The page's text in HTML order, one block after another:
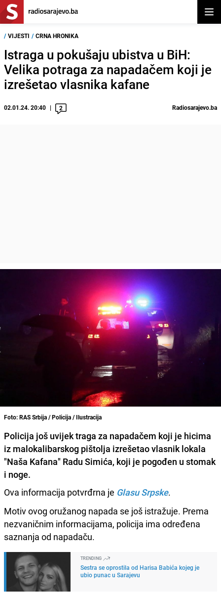
/ VIJESTI / CRNA HRONIKA
Istraga u pokušaju ubistva u BiH:
Velika potraga za napadačem koji je
izrešetao vlasnika kafane
02.01.24. 20:40 2 Radiosarajevo.ba
Foto: RAS Srbija / Policija / Ilustracija
Policija još uvijek traga za napadačem koji je hicima
iz malokalibarskog pištolja izrešetao vlasnik lokala
"Naša Kafana" Radu Simića, koji je pogođen u stomak
i noge.
Ova informacija potvrđrna je Glasu Srpske.
Motiv ovog oružanog napada se još istražuje. Prema
nezvaničnim informacijama, policija ima određena
saznanja od napadaču.
TRENDING
Sestra se oprostila od Harisa Babića kojeg je
ubio punac u Sarajevu